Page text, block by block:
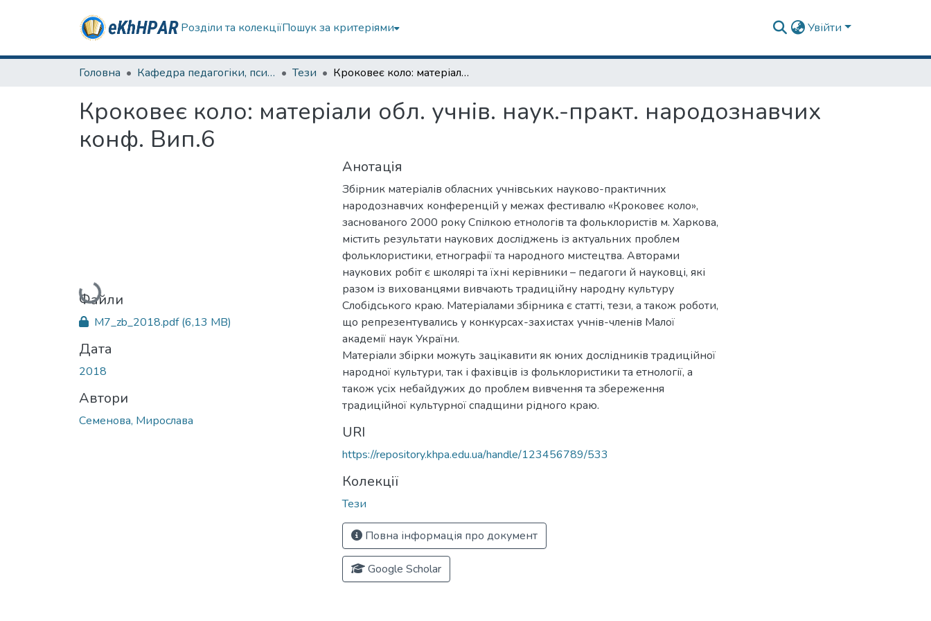
Розділи та колекціїПошук за критеріями Увійти
Головна Кафедра педагогіки, психології, початкової освіти та освітнього менеджменту Тези Кроковеє коло: матеріали обл. учнів. наук.-практ. народознавчих конф. Вип.6
Кроковеє коло: матеріали обл. учнів. наук.-практ. народознавчих
конф. Вип.6
Вантажиться...
Файли
M7_zb_2018.pdf(6,13 MB)
Дата
2018
Автори
Семенова, Мирослава
Анотація
Збірник матеріалів обласних учнівських науково-практичних
народознавчих конференцій у межах фестивалю «Кроковеє коло»,
заснованого 2000 року Спілкою етнологів та фольклористів м. Харкова,
містить результати наукових досліджень із актуальних проблем
фольклористики, етнографії та народного мистецтва. Авторами
наукових робіт є школярі та їхні керівники – педагоги й науковці, які
разом із вихованцями вивчають традиційну народну культуру
Слобідського краю. Матеріалами збірника є статті, тези, а також роботи,
що репрезентувались у конкурсах-захистах учнів-членів Малої
академії наук України.
Матеріали збірки можуть зацікавити як юних дослідників традиційної
народної культури, так і фахівців із фольклористики та етнології, а
також усіх небайдужих до проблем вивчення та збереження
традиційної культурної спадщини рідного краю.
URI
https://repository.khpa.edu.ua/handle/123456789/533
Колекції
Тези
Повна інформація про документ
Google Scholar